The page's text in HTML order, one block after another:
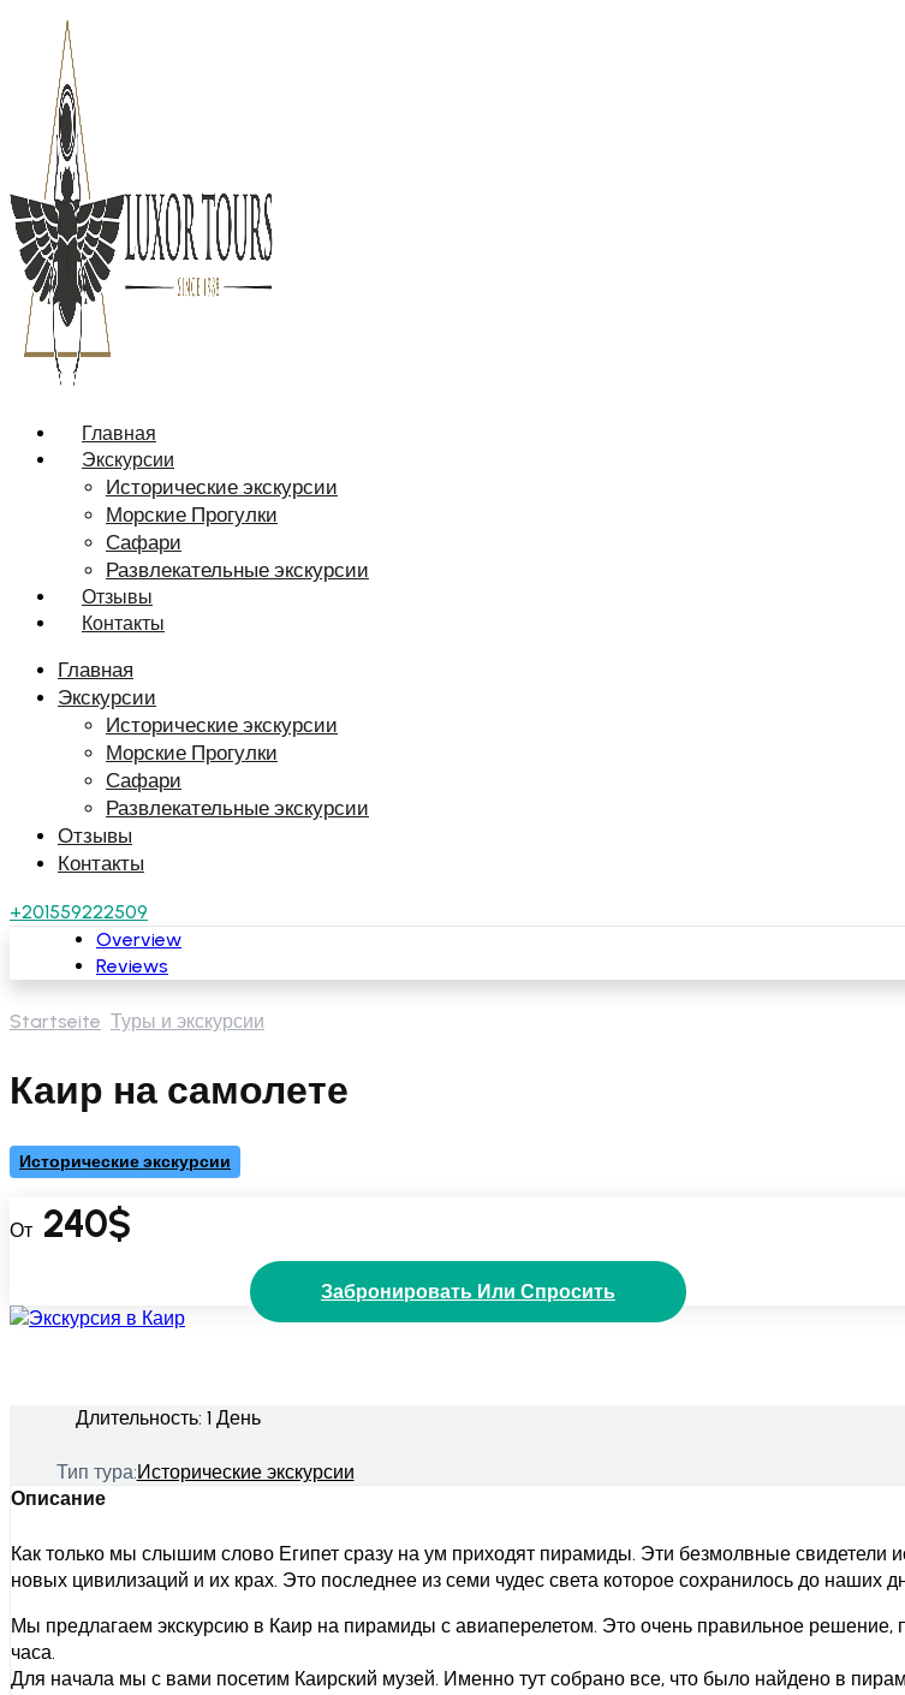
Главная
Экскурсии
Исторические экскурсии
Морские Прогулки
Сафари
Развлекательные экскурсии
Отзывы
Контакты
Главная
Экскурсии
Исторические экскурсии
Морские Прогулки
Сафари
Развлекательные экскурсии
Отзывы
Контакты
+201559222509
Overview
Reviews
Startseite Туры и экскурсии
Каир на самолете
Исторические экскурсии
От 240$
Забронировать Или Спросить
Длительность: 1 День
Тип тура:Исторические экскурсии
Описание
Как только мы слышим слово Египет сразу на ум приходят пирамиды. Эти безмолвные свидетели
новых цивилизаций и их крах. Это последнее из семи чудес света которое сохранилось до наших
Мы предлагаем экскурсию в Каир на пирамиды с авиаперелетом. Это очень правильное решение,
часа.
Для начала мы с вами посетим Каирский музей. Именно тут собрано все, что было найдено в